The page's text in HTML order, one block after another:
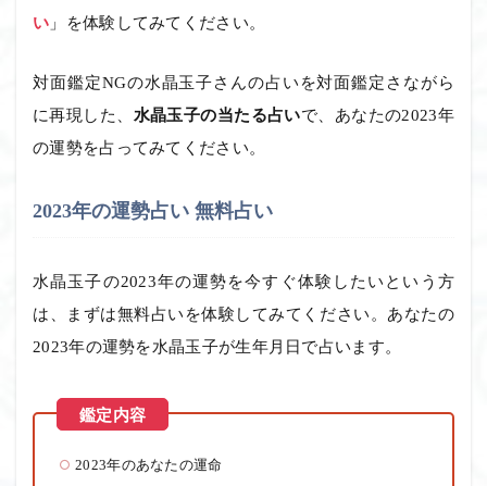
い 」を体験してみてください。
対面鑑定NGの水晶玉子さんの占いを対面鑑定さながら
に再現した、 水晶玉子の当たる占いで、あなたの2023年
の運勢を占ってみてください。
2023年の運勢占い 無料占い
水晶玉子の2023年の運勢を今すぐ体験したいという方
は、まずは無料占いを体験してみてください。あなたの
2023年の運勢を水晶玉子が生年月日で占います。
2023年のあなたの運命